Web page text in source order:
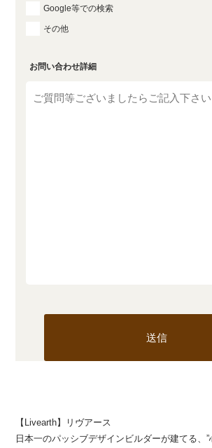
Google等での検索
その他
お問い合わせ詳細
【Livearth】リヴアース
日本一のパッシブデザインビルダーが建てる、